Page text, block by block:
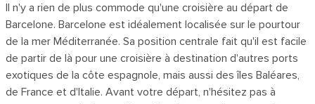
Il n'y a rien de plus commode qu'une croisière au départ de
Barcelone. Barcelone est idéalement localisée sur le pourtour
de la mer Méditerranée. Sa position centrale fait qu'il est facile
de partir de là pour une croisière à destination d'autres ports
exotiques de la côte espagnole, mais aussi des îles Baléares,
de France et d'Italie. Avant votre départ, n'hésitez pas à